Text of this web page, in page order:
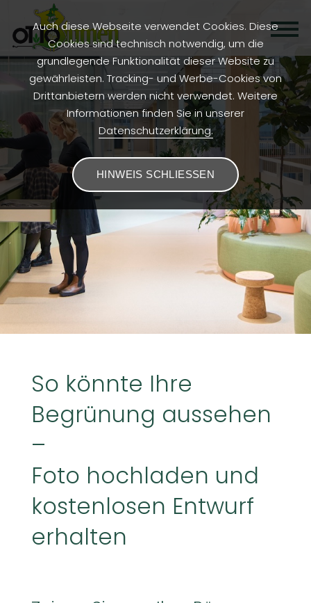
So könnte Ihre
Begrünung aussehen
–
Foto hochladen und
kostenlosen Entwurf
erhalten
Auch diese Webseite verwendet Cookies. Diese
Cookies sind technisch notwendig, um die
grundlegende Funktionalität dieser Website zu
gewährleisten. Tracking- und Werbe-Cookies von
Drittanbietern werden nicht verwendet. Weitere
Informationen finden Sie in unserer
Datenschutzerklärung.
HINWEIS SCHLIESSEN